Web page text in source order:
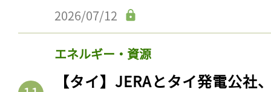
2026/07/12
エネルギー・資源
【タイ】JERAとタイ発電公社